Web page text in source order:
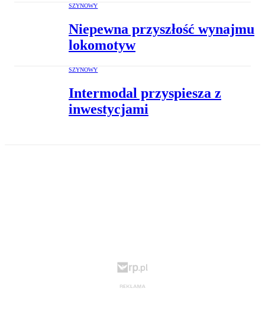
SZYNOWY
Niepewna przyszłość wynajmu
lokomotyw
SZYNOWY
Intermodal przyspiesza z
inwestycjami